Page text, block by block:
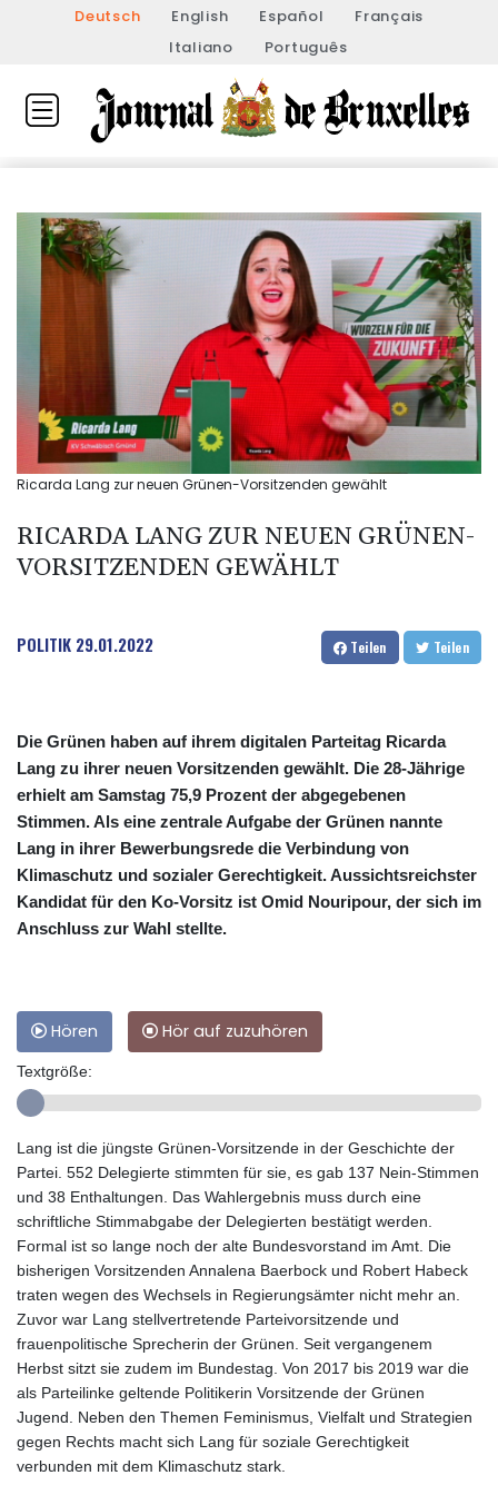
Deutsch English Español
Français
Italiano
Português
Ricarda Lang zur neuen Grünen-Vorsitzenden gewählt
RICARDA LANG ZUR NEUEN GRÜNEN-
VORSITZENDEN GEWÄHLT
POLITIK 29.01.2022 Teilen Teilen
Die Grünen haben auf ihrem digitalen Parteitag Ricarda
Lang zu ihrer neuen Vorsitzenden gewählt. Die 28-Jährige
erhielt am Samstag 75,9 Prozent der abgegebenen
Stimmen. Als eine zentrale Aufgabe der Grünen nannte
Lang in ihrer Bewerbungsrede die Verbindung von
Klimaschutz und sozialer Gerechtigkeit. Aussichtsreichster
Kandidat für den Ko-Vorsitz ist Omid Nouripour, der sich im
Anschluss zur Wahl stellte.
Hören Hör auf zuzuhören
Textgröße:
Lang ist die jüngste Grünen-Vorsitzende in der Geschichte der
Partei. 552 Delegierte stimmten für sie, es gab 137 Nein-Stimmen
und 38 Enthaltungen. Das Wahlergebnis muss durch eine
schriftliche Stimmabgabe der Delegierten bestätigt werden.
Formal ist so lange noch der alte Bundesvorstand im Amt. Die
bisherigen Vorsitzenden Annalena Baerbock und Robert Habeck
traten wegen des Wechsels in Regierungsämter nicht mehr an.
Zuvor war Lang stellvertretende Parteivorsitzende und
frauenpolitische Sprecherin der Grünen. Seit vergangenem
Herbst sitzt sie zudem im Bundestag. Von 2017 bis 2019 war die
als Parteilinke geltende Politikerin Vorsitzende der Grünen
Jugend. Neben den Themen Feminismus, Vielfalt und Strategien
gegen Rechts macht sich Lang für soziale Gerechtigkeit
verbunden mit dem Klimaschutz stark.